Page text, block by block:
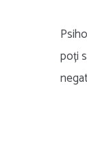
poți